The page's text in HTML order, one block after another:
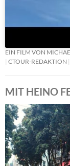
EIN FILM VON
CTOUR-REDAKTION
MIT HEINO